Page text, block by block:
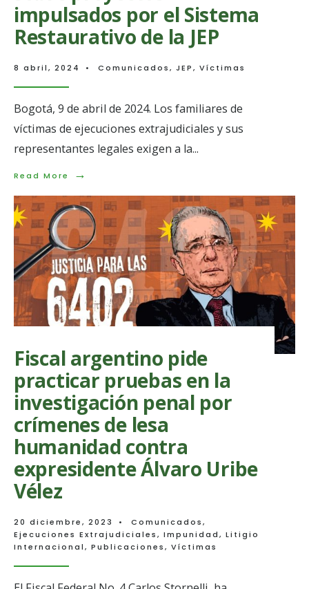
impulsados por el Sistema
Restaurativo de la JEP
8 abril, 2024 • Comunicados, JEP, Víctimas
Bogotá, 9 de abril de 2024. Los familiares de
víctimas de ejecuciones extrajudiciales y sus
representantes legales exigen a la...
Read More →
Read
Familiares
de
víctimas
de
ejecuciones
extrajudiciales
exigen
participación
vinculante
en
la
decisiones
sobre
proyectos
impulsados
por
el
Restaurativo
de
la
Fiscal argentino pide
practicar pruebas en la
investigación penal por
crímenes de lesa
humanidad contra
expresidente Álvaro Uribe
Vélez
20 diciembre, 2023 • Comunicados,
Ejecuciones Extrajudiciales, Impunidad, Litigio
Internacional, Publicaciones, Víctimas